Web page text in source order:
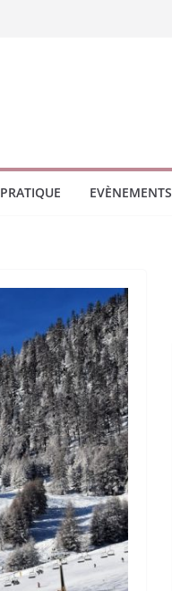
PRATIQUE EVÈNEMENTS